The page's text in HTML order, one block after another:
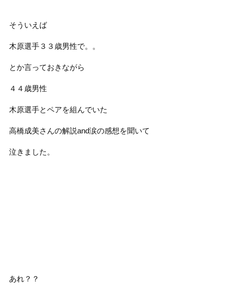
そういえば
木原選手３３歳男性で。。
とか言っておきながら
４４歳男性
木原選手とペアを組んでいた
高橋成美さんの解説and涙の感想を聞いて
泣きました。
あれ？？